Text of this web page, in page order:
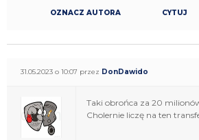
OZNACZ AUTORA CYTUJ
31.05.2023 o 10:07 przez DonDawido
Taki obrońca za 20
Cholernie liczę na ten